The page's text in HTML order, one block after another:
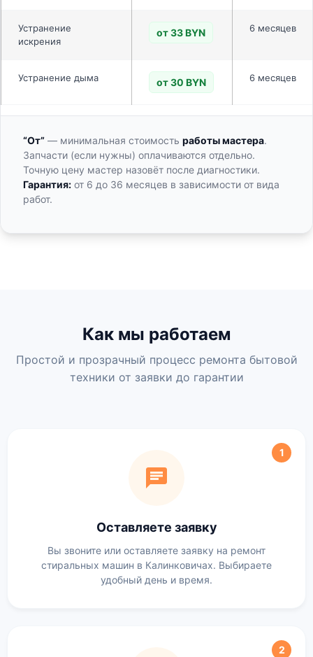
Устранение
искрения
от 33 BYN 6 месяцев
Устранение дыма от 30 BYN 6 месяцев
“От” — минимальная стоимость работы мастера.
Запчасти (если нужны) оплачиваются отдельно.
Точную цену мастер назовёт после диагностики.
Гарантия: от 6 до 36 месяцев в зависимости от вида
работ.
Как мы работаем
Простой и прозрачный процесс ремонта бытовой
техники от заявки до гарантии
1
Оставляете заявку
Вы звоните или оставляете заявку на ремонт
стиральных машин в Калинковичах. Выбираете
удобный день и время.
2